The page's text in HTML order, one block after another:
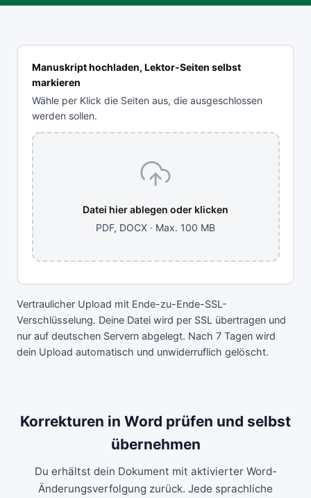
Manuskript hochladen, Lektor-Seiten selbst
markieren
Wähle per Klick die Seiten aus, die ausgeschlossen
werden sollen.
Datei hier ablegen oder klicken
PDF, DOCX · Max. 100 MB
Vertraulicher Upload mit Ende-zu-Ende-SSL-
Verschlüsselung. Deine Datei wird per SSL übertragen und
nur auf deutschen Servern abgelegt. Nach 7 Tagen wird
dein Upload automatisch und unwiderruflich gelöscht.
Korrekturen in Word prüfen und selbst
übernehmen
Du erhältst dein Dokument mit aktivierter Word-
Änderungsverfolgung zurück. Jede sprachliche